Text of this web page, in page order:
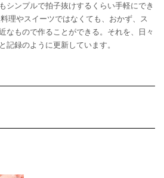
シンプルで拍子抜けするくらい手軽にでき
理やスイーツではなくても、おかず、ス
なもので作ることができる。それを、日々
記録のように更新しています。